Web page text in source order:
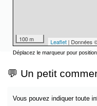
100 m Leaflet | Données
Déplacez le marqueur pour
💬 Un petit
Vous pouvez indiquer toute